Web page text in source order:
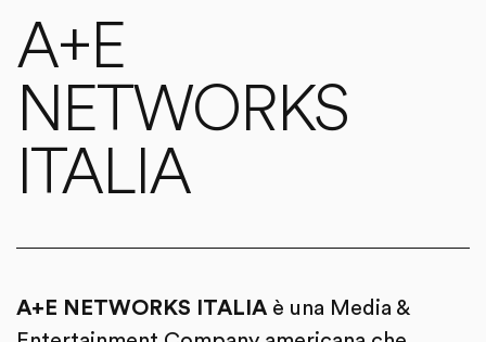
A+E
NETWORKS
ITALIA
A+E NETWORKS ITALIA è una Media &